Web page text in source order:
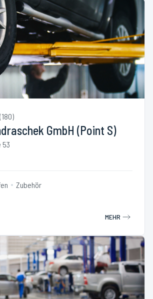
(180)
GmbH (Point S)
53
Zubehör
MEHR